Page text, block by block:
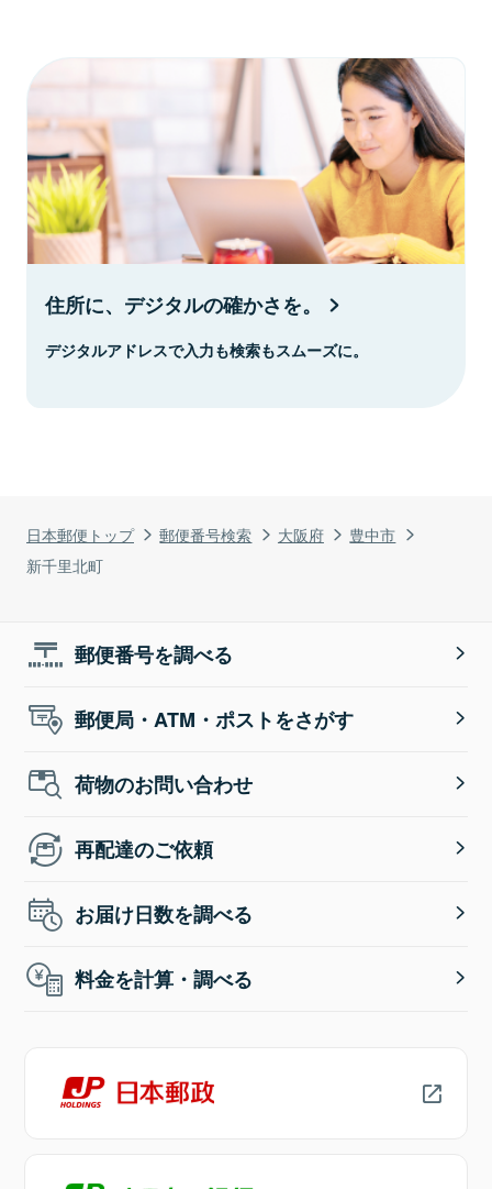
日本郵便トップ 郵便番号検索 大阪府
豊中市
新千里北町
住所に、デジタルの確かさを。
デジタルアドレスで入力も検索もスムーズに。
郵便番号を調べる
郵便局・ATM・ポストをさがす
荷物のお問い合わせ
再配達のご依頼
お届け日数を調べる
料金を計算・調べる